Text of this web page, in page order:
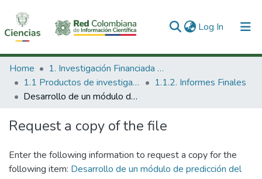
Log In (current)
Communities & Collections
All of DSpace
Home
1. Investigación Financiada con Recursos Públicos
1.1 Productos de investigación
1.1.2. Informes Finales
Desarrollo de un módulo de predicción del ERPWizard : Sistema predictivo basado en bodega de datos.
Request a copy of the file
Enter the following information to request a copy for the
following item: Desarrollo de un módulo de predicción del